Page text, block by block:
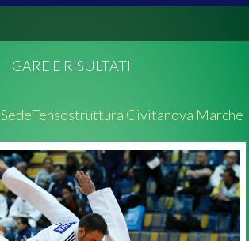
GARE E RISULTATI
SedeTensostruttura Civitanova Marche